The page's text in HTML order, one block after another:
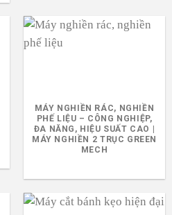
MÁY NGHIỀN RÁC, NGHIỀN
PHẾ LIỆU – CÔNG NGHIỆP,
ĐA NĂNG, HIỆU SUẤT CAO |
MÁY NGHIỀN 2 TRỤC GREEN
MECH